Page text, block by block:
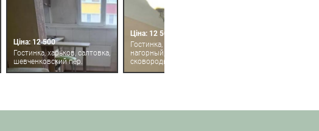
Ціна: 12 500
Гостинка, харьков, салтовка,
шевченковский пер.
Ціна: 12 500
Гостинка, харьков,
нагорный, григория
сковороды (пушкинская)